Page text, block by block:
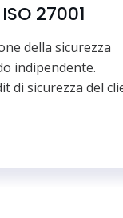
27001
della sicurezza
indipendente.
di sicurezza del